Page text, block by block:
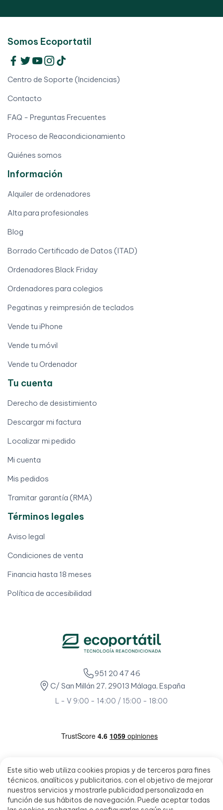
Este sitio web utiliza cookies propias y de terceros para fines
técnicos, analíticos y publicitarios, con el objetivo de mejorar
nuestros servicios y mostrarle publicidad personalizada en
función de sus hábitos de navegación. Puede aceptar todas
Somos Ecoportatil
Centro de Soporte (Incidencias)
Contacto
FAQ - Preguntas Frecuentes
Proceso de Reacondicionamiento
Quiénes somos
Información
Alquiler de ordenadores
Alta para profesionales
Blog
Borrado Certificado de Datos (ITAD)
Ordenadores Black Friday
Ordenadores para colegios
Pegatinas y reimpresión de teclados
Vende tu iPhone
Vende tu móvil
Vende tu Ordenador
Tu cuenta
Derecho de desistimiento
Descargar mi factura
Localizar mi pedido
Mi cuenta
Mis pedidos
Tramitar garantía (RMA)
Términos legales
Aviso legal
Condiciones de venta
Financia hasta 18 meses
Política de accesibilidad
951 20 47 46
C/ San Millán 27, 29013 Málaga, España
L - V 9:00 - 14:00 / 15:00 - 18:00